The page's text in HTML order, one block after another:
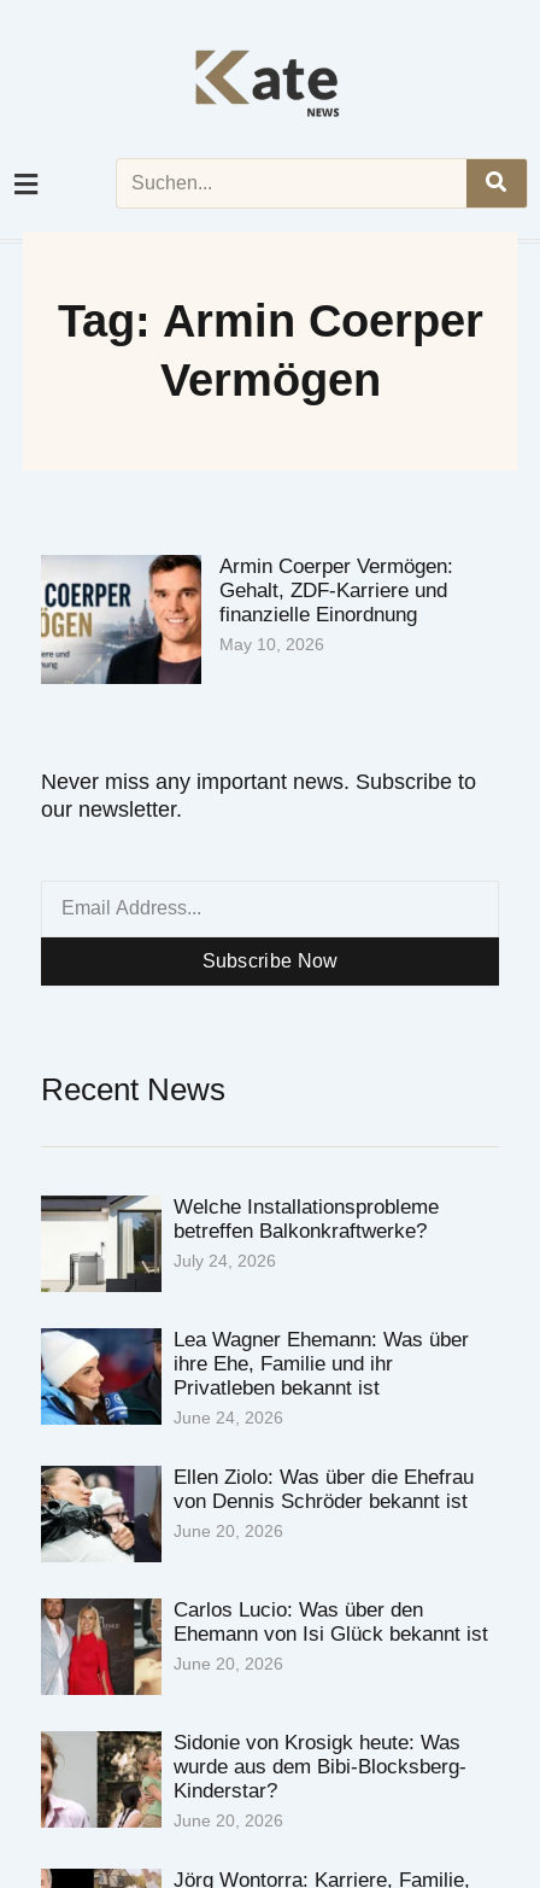
Tag: Armin Coerper
Vermögen
Armin Coerper Vermögen:
Gehalt, ZDF-Karriere und
finanzielle Einordnung
May 10, 2026
Never miss any important news. Subscribe to
our newsletter.
Subscribe Now
Recent News
Welche Installationsprobleme
betreffen Balkonkraftwerke?
July 24, 2026
Lea Wagner Ehemann: Was über
ihre Ehe, Familie und ihr
Privatleben bekannt ist
June 24, 2026
Ellen Ziolo: Was über die Ehefrau
von Dennis Schröder bekannt ist
June 20, 2026
Carlos Lucio: Was über den
Ehemann von Isi Glück bekannt ist
June 20, 2026
Sidonie von Krosigk heute: Was
wurde aus dem Bibi-Blocksberg-
Kinderstar?
June 20, 2026
Jörg Wontorra: Karriere, Familie,